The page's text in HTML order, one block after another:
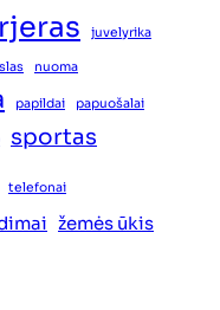
juvelyrika
nuoma
papildai papuošalai
sportas
telefonai
žemės ūkis